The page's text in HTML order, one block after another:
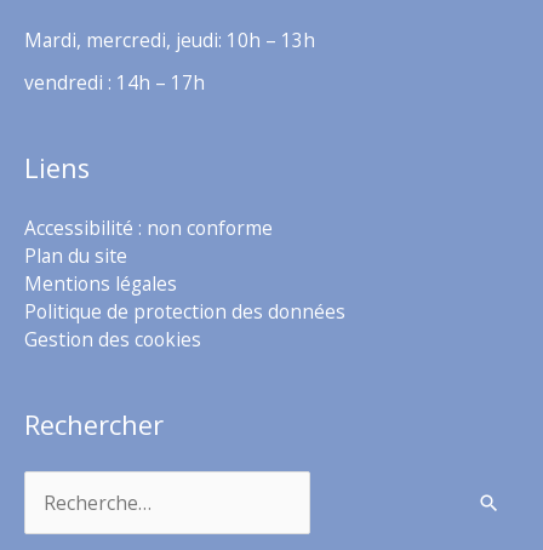
Mardi, mercredi, jeudi: 10h – 13h
vendredi : 14h – 17h
Liens
Accessibilité : non conforme
Plan du site
Mentions légales
Politique de protection des données
Gestion des cookies
Rechercher